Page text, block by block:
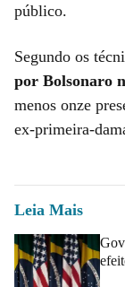
público.
Segundo os
por Bolsonaro
menos onze
ex-primeira-
Leia Mais